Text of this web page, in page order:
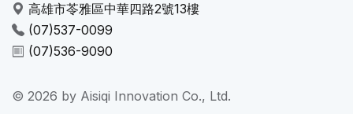
高雄市苓雅區中華四路2號13樓
(07)537-0099
(07)536-9090
© 2026 by Aisiqi Innovation Co., Ltd.